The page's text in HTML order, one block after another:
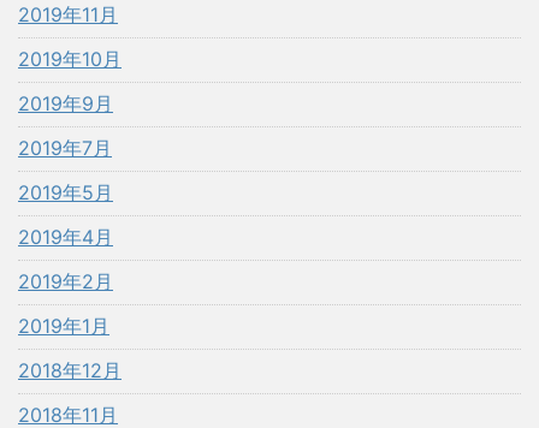
2019年11月
2019年10月
2019年9月
2019年7月
2019年5月
2019年4月
2019年2月
2019年1月
2018年12月
2018年11月